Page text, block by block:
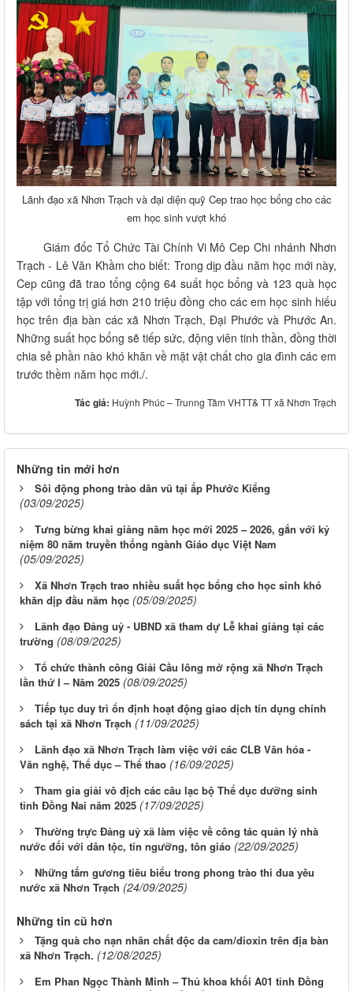
Lãnh đạo xã Nhơn Trạch và đại diện quỹ Cep trao học bổng cho các
em học sinh vượt khó
Giám đốc Tổ Chức Tài Chính Vi Mô Cep Chi nhánh Nhơn
Trạch - Lê Văn Khầm cho biết: Trong dịp đầu năm học mới này,
Cep cũng đã trao tổng cộng 64 suất học bổng và 123 quà học
tập với tổng trị giá hơn 210 triệu đồng cho các em học sinh hiếu
học trên địa bàn các xã Nhơn Trạch, Đại Phước và Phước An.
Những suất học bổng sẽ tiếp sức, động viên tinh thần, đồng thời
chia sẻ phần nào khó khăn về mặt vật chất cho gia đình các em
trước thềm năm học mới./.
Tác giả: Huỳnh Phúc – Trunng Tâm VHTT& TT xã Nhơn Trạch
Những tin mới hơn
Sôi động phong trào dân vũ tại ấp Phước Kiểng
(03/09/2025)
Tưng bừng khai giảng năm học mới 2025 – 2026, gắn với kỷ
niệm 80 năm truyền thống ngành Giáo dục Việt Nam
(05/09/2025)
Xã Nhơn Trạch trao nhiều suất học bổng cho học sinh khó
khăn dịp đầu năm học (05/09/2025)
Lãnh đạo Đảng uỷ - UBND xã tham dự Lễ khai giảng tại các
trường (08/09/2025)
Tổ chức thành công Giải Cầu lông mở rộng xã Nhơn Trạch
lần thứ I – Năm 2025 (08/09/2025)
Tiếp tục duy trì ổn định hoạt động giao dịch tín dụng chính
sách tại xã Nhơn Trạch (11/09/2025)
Lãnh đạo xã Nhơn Trạch làm việc với các CLB Văn hóa -
Văn nghệ, Thể dục – Thể thao (16/09/2025)
Tham gia giải vô địch các câu lạc bộ Thể dục dưỡng sinh
tỉnh Đồng Nai năm 2025 (17/09/2025)
Thường trực Đảng uỷ xã làm việc về công tác quản lý nhà
nước đối với dân tộc, tín ngưỡng, tôn giáo (22/09/2025)
Những tấm gương tiêu biểu trong phong trào thi đua yêu
nước xã Nhơn Trạch (24/09/2025)
Những tin cũ hơn
Tặng quà cho nạn nhân chất độc da cam/dioxin trên địa bàn
xã Nhơn Trạch. (12/08/2025)
Em Phan Ngọc Thành Minh – Thủ khoa khối A01 tỉnh Đồng